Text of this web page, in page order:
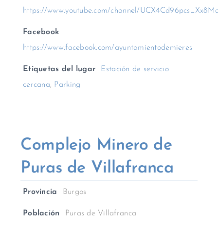
https://www.youtube.com/channel/
Facebook
https://www.facebook.com/ayuntamientodemieres
Etiquetas del lugar
Estación de servicio
cercana, Parking
Complejo Minero de
Puras de Villafranca
Provincia Burgos
Población Puras de Villafranca